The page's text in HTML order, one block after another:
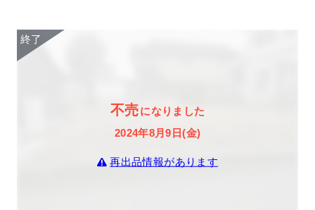
不売になりました
2024年8月9日(金)
再出品情報があります